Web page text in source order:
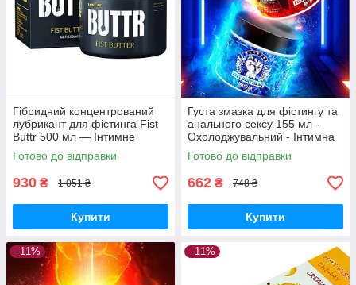
Гібридний концентрований
лубрикант для фістинга Fist
Buttr 500 мл — Інтимне
мастило
Готово до відправки
930 ₴ 1 051 ₴
Купити
Густа змазка для фістингу та
анального сексу 155 мл -
Охолоджувальний - Інтимна
змазка
Готово до відправки
662 ₴ 748 ₴
Купити
–11% –11%